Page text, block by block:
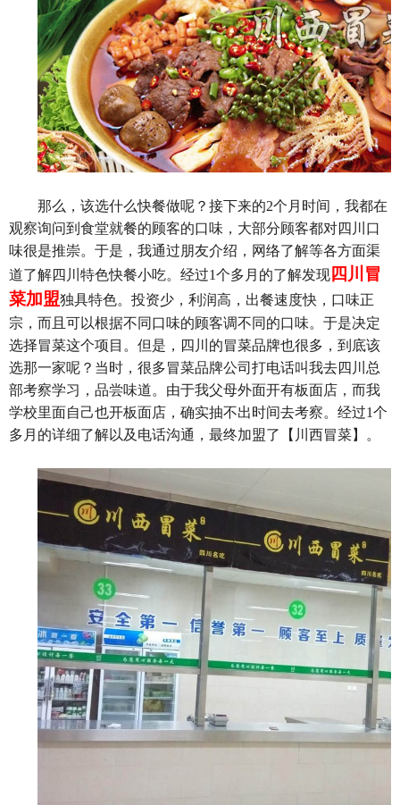
那么，该选什么快餐做呢？接下来的2个月时间，我都在
观察询问到食堂就餐的顾客的口味，大部分顾客都对四川口
味很是推崇。于是，我通过朋友介绍，网络了解等各方面渠
道了解四川特色快餐小吃。经过1个多月的了解发现 四川冒
菜加盟独具特色。投资少，利润高，出餐速度快，口味正
宗，而且可以根据不同口味的顾客调不同的口味。于是决定
选择冒菜这个项目。但是，四川的冒菜品牌也很多，到底该
选那一家呢？当时，很多冒菜品牌公司打电话叫我去四川总
部考察学习，品尝味道。由于我父母外面开有板面店，而我
学校里面自己也开板面店，确实抽不出时间去考察。经过1个
多月的详细了解以及电话沟通，最终加盟了【川西冒菜】。